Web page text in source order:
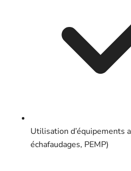
Utilisation d’équipements
échafaudages, PEMP)